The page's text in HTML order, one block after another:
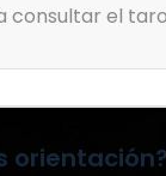
consultar el
orientación?